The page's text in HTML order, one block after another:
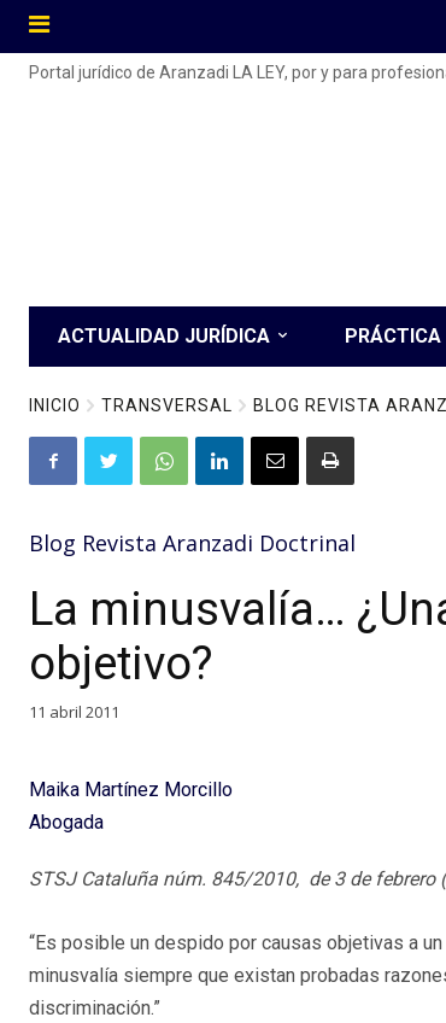
Portal jurídico de Aranzadi LA LEY, por y para
ACTUALIDAD JURÍDICA PRÁCTICA
INICIO TRANSVERSAL BLOG REVISTA
Blog Revista Aranzadi Doctrinal
La minusvalía…
objetivo?
11 abril 2011
Maika Martínez Morcillo
Abogada
STSJ Cataluña núm. 845/2010, de 3 de febrero
“Es posible un despido por causas objetivas a
minusvalía siempre que existan probadas
discriminación.”